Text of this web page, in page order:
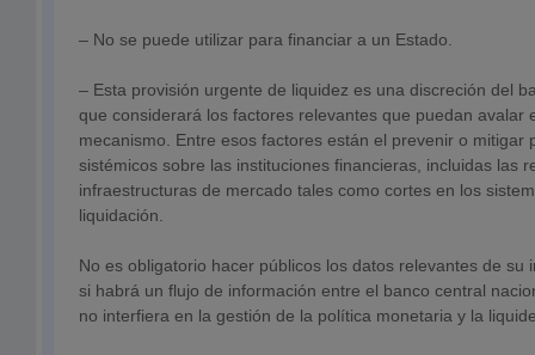
– No se puede utilizar para financiar a un Estado.
– Esta provisión urgente de liquidez es una discreción del
que considerará los factores relevantes que puedan avalar
mecanismo. Entre esos factores están el prevenir o mitigar
sistémicos sobre las instituciones financieras, incluidas las
infraestructuras de mercado tales como cortes en los
liquidación.
No es obligatorio hacer públicos los datos relevantes de su
si habrá un flujo de información entre el banco central
no interfiera en la gestión de la política monetaria y la